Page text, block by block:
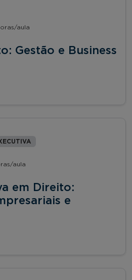
aula
Gestão e Business
aula
em Direito:
e